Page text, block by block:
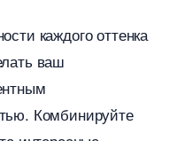
каждого оттенка
ваш
Комбинируйте